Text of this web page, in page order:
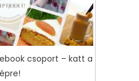
csoport – katt a